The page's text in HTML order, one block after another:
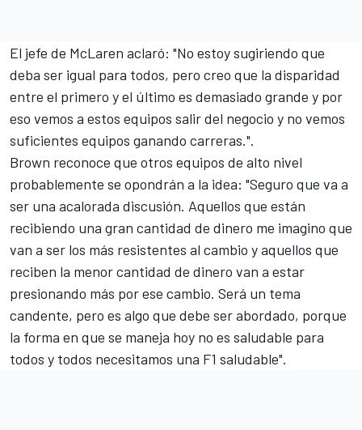
El jefe de McLaren aclaró: "No estoy sugiriendo que
deba ser igual para todos, pero creo que la disparidad
entre el primero y el último es demasiado grande y por
eso vemos a estos equipos salir del negocio y no vemos
suficientes equipos ganando carreras.".
Brown reconoce que otros equipos de alto nivel
probablemente se opondrán a la idea: "Seguro que va a
ser una acalorada discusión. Aquellos que están
recibiendo una gran cantidad de dinero me imagino que
van a ser los más resistentes al cambio y aquellos que
reciben la menor cantidad de dinero van a estar
presionando más por ese cambio. Será un tema
candente, pero es algo que debe ser abordado, porque
la forma en que se maneja hoy no es saludable para
todos y todos necesitamos una F1 saludable".